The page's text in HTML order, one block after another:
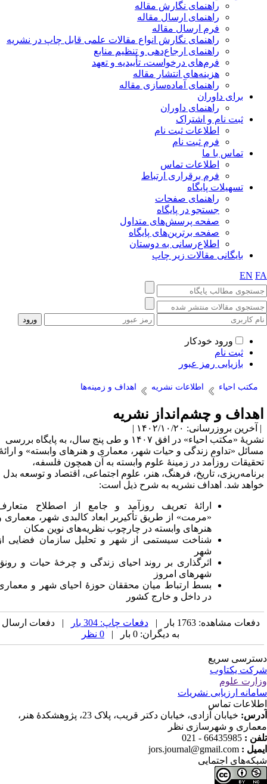
راهنمای نگارش مقاله
راهنمای ارسال مقاله
فرم ارسال مقاله
راهنمای نگارش انواع مقالات علمی قابل چاپ در نشریه
راهنمای ارجاع‌دهی و تنظیم منابع
فرم‌های درخواست، تأییدیه و تعهد
هزینه‌های انتشار مقاله
راهنمای آماده‌سازی مقاله
داوران
راهنمای داوران
نام و اشتراک
اطلاعات ثبت نام
فرم ثبت نام
با ما
اطلاعات تماس
فرم برقراری ارتباط
پایگاه
راهنمای صفحات
جستجو در پایگاه
صفحه پرسش‌های متداول
صفحه برترین‌های پایگاه
اطلاع‌رسانی به دوستان
مقالات زیر چاپ
ورود خودکار
نام
رمز عبور
اطلاعات نشریه اهداف و زمینه‌ها
و چشم‌انداز نشریه
۱۴۰۲/۱۰/۲۰ |
نشریۀ «مکتب احیاء» در افق ۱۴۰۷ و طی پنج سال، به پایگاه بررسی
زندگی و حیات شهر، معماری و هنرهای وابسته» و ارائۀ
روزآمد در زمینۀ علوم وابسته به آن همچون فلسفه،
تاریخ، فرهنگ، هنر، علوم اجتماعی، اقتصاد و توسعه بدل
اهداف نشریه به شرح ذیلاست:
ارائۀ تعریف روزآمد و جامع از اصطلاح متعارف
«مرمت» از طریق تأکیربر ابعاد کالبدی شهر، معماری و
هنرهای وابسته در چارچوب نظریه‌های نوین مکان
شناخت سیستمی از شهر و تحلیل سازمان فضایی از
اثرگذاری بر روند احیای زندگی و چرخۀ حیات و رونق
شهرهای امروز
بسط ارتباط میان محققان حوزۀ احیای شهر و معماری
در داخل و خارج کشور
1763 بار | دفعات چاپ: 304 بار
| دفعات ارسال
به دیگران: 0 بار |
0 نظر
سریع
نشریات
تماس
خیابان آزادی، خیابان دکتر قریب، پلاک 23، پژوهشکدۀ هنر،
و شهرسازی نظر
66435985 -
اجتمایی